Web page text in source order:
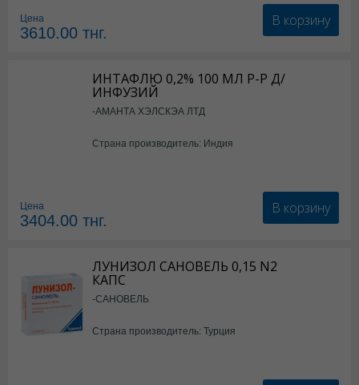
Цена
3610.00 тнг.
В корзину
ИНТАФЛЮ 0,2% 100 МЛ Р-Р Д/
ИНФУЗИЙ
-АМАНТА ХЭЛСКЭА ЛТД
Страна производитель: Индия
Цена
3404.00 тнг.
В корзину
ЛУНИЗОЛ САНОВЕЛЬ 0,15 N2
КАПС
-САНОВЕЛЬ
Страна производитель: Турция